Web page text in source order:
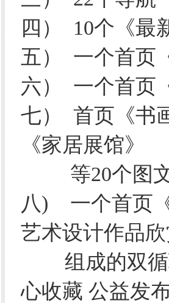
四） 10个《最
五） 一个首页
六） 一个首页
七） 首页《书
《家居展馆》
等20个图文
八) 一个首页
艺术设计作品
组成的双循
心收藏 公益发